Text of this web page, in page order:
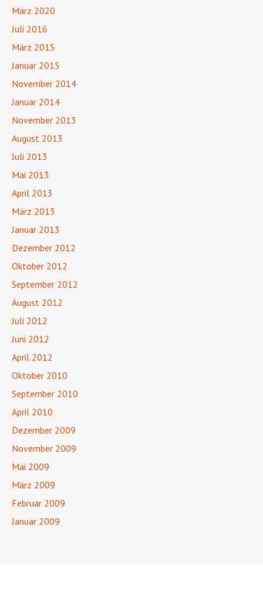
März 2020
Juli 2016
März 2015
Januar 2015
November 2014
Januar 2014
November 2013
August 2013
Juli 2013
Mai 2013
April 2013
März 2013
Januar 2013
Dezember 2012
Oktober 2012
September 2012
August 2012
Juli 2012
Juni 2012
April 2012
Oktober 2010
September 2010
April 2010
Dezember 2009
November 2009
Mai 2009
März 2009
Februar 2009
Januar 2009